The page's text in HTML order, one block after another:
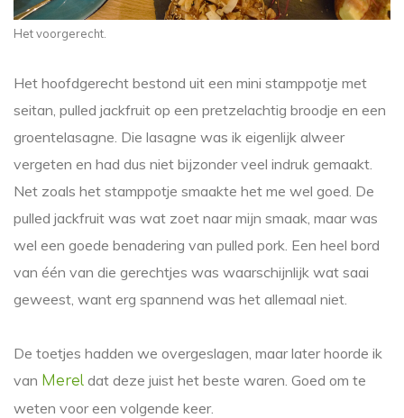
Het voorgerecht.
Het hoofdgerecht bestond uit een mini stamppotje met
seitan, pulled jackfruit op een pretzelachtig broodje en een
groentelasagne. Die lasagne was ik eigenlijk alweer
vergeten en had dus niet bijzonder veel indruk gemaakt.
Net zoals het stamppotje smaakte het me wel goed. De
pulled jackfruit was wat zoet naar mijn smaak, maar was
wel een goede benadering van pulled pork. Een heel bord
van één van die gerechtjes was waarschijnlijk wat saai
geweest, want erg spannend was het allemaal niet.
De toetjes hadden we overgeslagen, maar later hoorde ik
van Merel dat deze juist het beste waren. Goed om te
weten voor een volgende keer.